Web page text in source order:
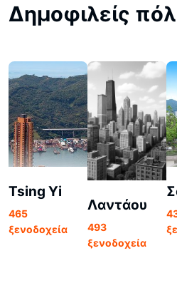
Δημοφιλείς
Tsing Yi
465
ξενοδοχεία
Λαντάου
493
ξενοδοχεία